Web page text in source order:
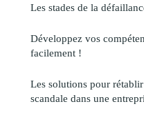
Les stades de la
Développez vos
facilement !
Les solutions pour
scandale dans une